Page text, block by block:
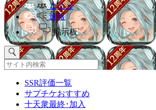
コミュ
速報
掲示板
SSR評価一覧
サプチケおすすめ
十天衆最終･加入